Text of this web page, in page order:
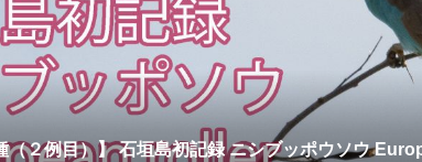
（２例目）】 石垣島初記録 ニシブッポウソウ